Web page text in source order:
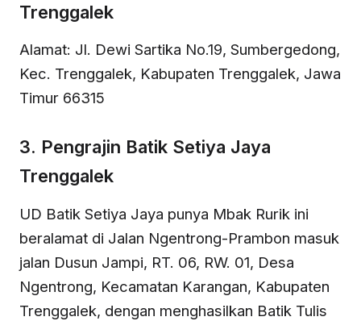
Trenggalek
Alamat: Jl. Dewi Sartika No.19, Sumbergedong,
Kec. Trenggalek, Kabupaten Trenggalek, Jawa
Timur 66315
3. Pengrajin Batik Setiya Jaya
Trenggalek
UD Batik Setiya Jaya punya Mbak Rurik ini
beralamat di Jalan Ngentrong-Prambon masuk
jalan Dusun Jampi, RT. 06, RW. 01, Desa
Ngentrong, Kecamatan Karangan, Kabupaten
Trenggalek, dengan menghasilkan Batik Tulis